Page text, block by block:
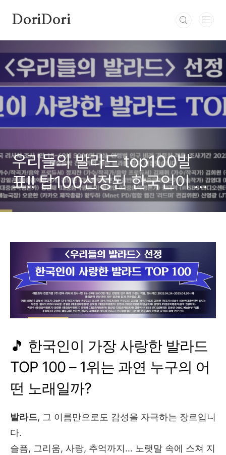
DoriDori
우리들의 발라드 top100발
표!! 탑100선정된 한국인이 사
랑한 발라드 그중 top1은 어떤
🎵 한국인이 가장 사랑한 발라드
TOP 100 – 1위는 과연 누구의 어
떤 노래일까?
발라드, 그 이름만으로도 감성을 자극하는 장르입니
다.
슬픔, 그리움, 사랑, 추억까지… 노랫말 속에 스쳐 지